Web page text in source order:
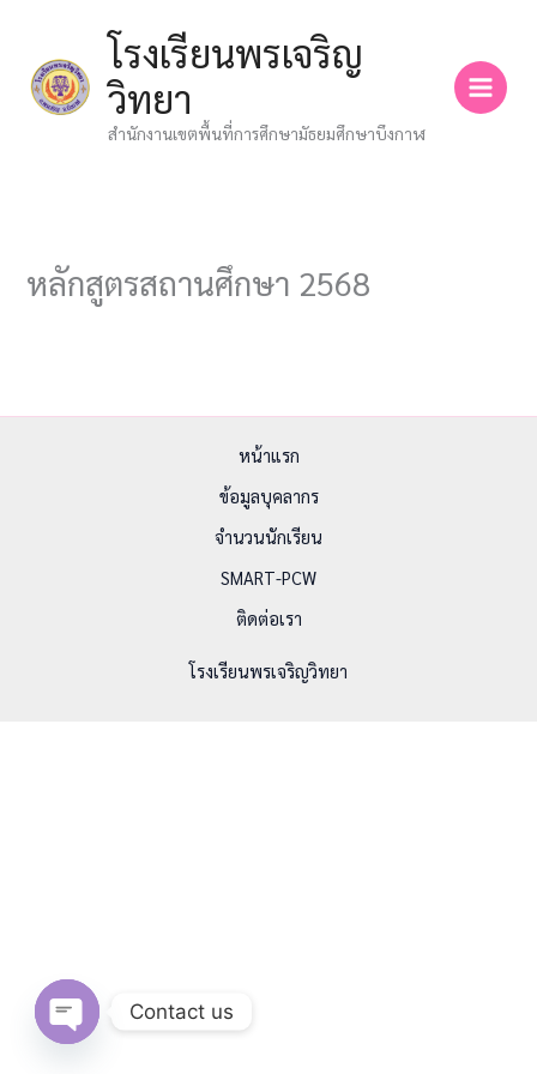
content
โรงเรียนพรเจริญ
วิทยา
สำนักงานเขตพื้นที่การศึกษามัธยมศึกษาบึงกาฬ
หลักสูตรสถานศึกษา 2568
หน้าแรก
ข้อมูลบุคลากร
จำนวนนักเรียน
SMART-PCW
ติดต่อเรา
โรงเรียนพรเจริญวิทยา
Contact us
Open chaty